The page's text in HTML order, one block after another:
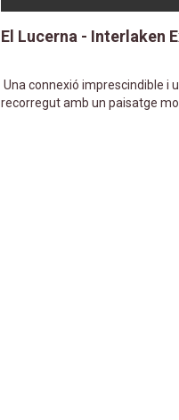
El Lucerna - Interlaken
Una connexió imprescindible i
recorregut amb un paisatge